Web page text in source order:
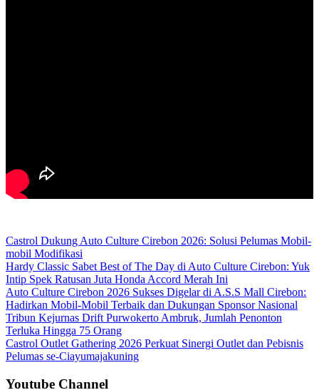
Castrol Dukung Auto Culture Cirebon 2026: Solusi Pelumas Mobil-
mobil Modifikasi
Hardy Classic Sabet Best of The Day di Auto Culture Cirebon: Yuk
Intip Spek Ratusan Juta Honda Accord Merah Ini
Auto Culture Cirebon 2026 Sukses Digelar di A.S.S Mall Cirebon:
Hadirkan Mobil-Mobil Terbaik dan Dukungan Sponsor Nasional
Tribun Kejurnas Drift Purwokerto Ambruk, Jumlah Penonton
Terluka Hingga 75 Orang
Castrol Outlet Gathering 2026 Perkuat Sinergi Outlet dan Pebisnis
Pelumas se-Ciayumajakuning
Youtube Channel